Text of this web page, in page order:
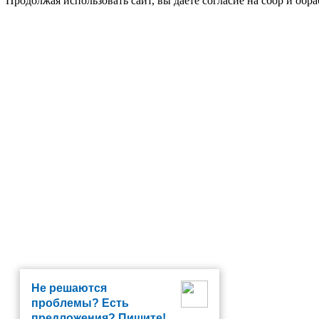
Не решаются
проблемы? Есть